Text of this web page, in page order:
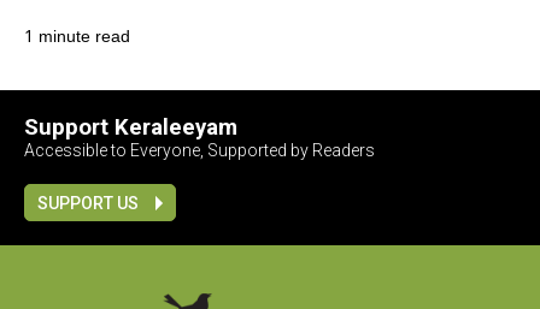
1 minute read
Support Keraleeyam
Accessible to Everyone, Supported by Readers
SUPPORT US